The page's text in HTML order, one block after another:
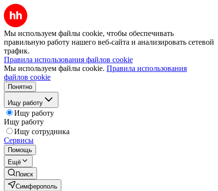
Мы используем файлы cookie, чтобы обеспечивать
правильную работу нашего веб-сайта и анализировать сетевой
трафик.
Правила использования файлов cookie
Мы используем файлы cookie. Правила использования
файлов cookie
Понятно
Ищу работу
Ищу работу
Ищу работу
Ищу сотрудника
Сервисы
Помощь
Ещё
Поиск
Симферополь